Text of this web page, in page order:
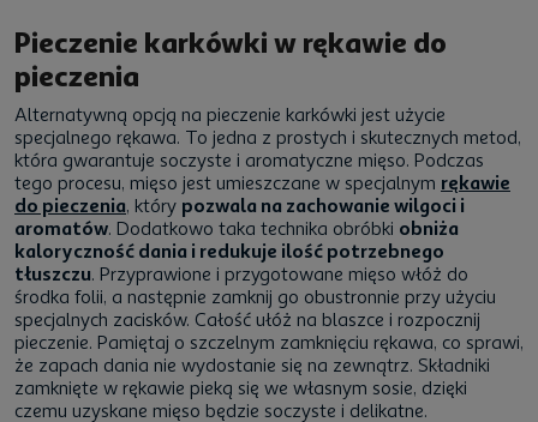
Pieczenie karkówki w rękawie do
pieczenia
Alternatywną opcją na pieczenie karkówki jest użycie
specjalnego rękawa. To jedna z prostych i skutecznych metod,
która gwarantuje soczyste i aromatyczne mięso. Podczas
tego procesu, mięso jest umieszczane w specjalnym rękawie
do pieczenia, który pozwala na zachowanie wilgoci i
aromatów. Dodatkowo taka technika obróbki obniża
kaloryczność dania i redukuje ilość potrzebnego
tłuszczu. Przyprawione i przygotowane mięso włóż do
środka folii, a następnie zamknij go obustronnie przy użyciu
specjalnych zacisków. Całość ułóż na blaszce i rozpocznij
pieczenie. Pamiętaj o szczelnym zamknięciu rękawa, co sprawi,
że zapach dania nie wydostanie się na zewnątrz. Składniki
zamknięte w rękawie pieką się we własnym sosie, dzięki
czemu uzyskane mięso będzie soczyste i delikatne.